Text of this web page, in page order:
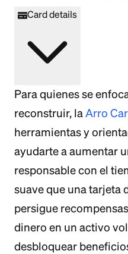
Card details
Para quienes se
reconstruir, laArro
herramientas y
ayudarte a aumentar
responsable con el
suave que una tarjeta
persigue
dinero en un activo
desbloquear